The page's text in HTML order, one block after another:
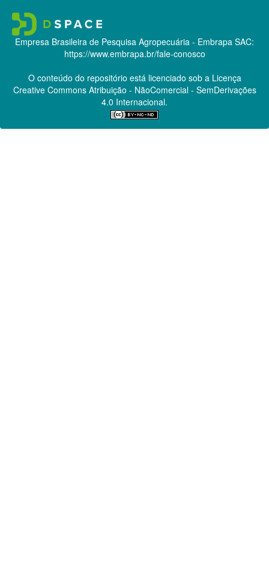
Empresa Brasileira de Pesquisa Agropecuária - Embrapa SAC:
https://www.embrapa.br/fale-conosco
O conteúdo do repositório está licenciado sob a Licença
Creative CommonsAtribuição - NãoComercial - SemDerivações
4.0 Internacional.